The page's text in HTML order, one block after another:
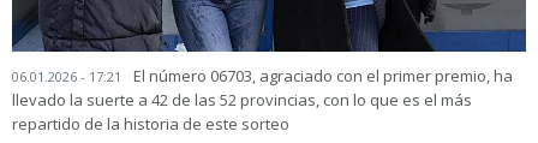
06.01.2026 - 17:21
El número 06703, agraciado con el primer premio, ha
llevado la suerte a 42 de las 52 provincias, con lo que es el más
repartido de la historia de este sorteo